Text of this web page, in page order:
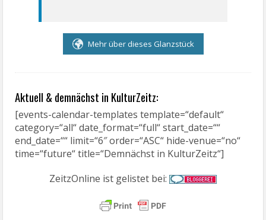
Mehr über dieses Glanzstück
Aktuell & demnächst in KulturZeitz:
[events-calendar-templates template=“default“
category=“all“ date_format=“full“ start_date=““
end_date=““ limit=“6″ order=“ASC“ hide-venue=“no“
time=“future“ title=“Demnächst in KulturZeitz“]
ZeitzOnline ist gelistet bei: